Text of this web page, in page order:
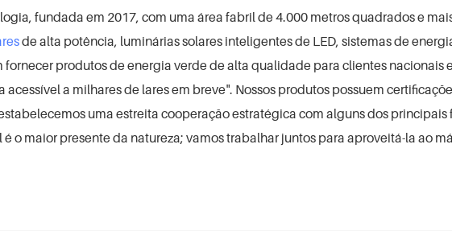
fundada em 2017, com uma área fabril de 4.000 metros quadrados e
de alta potência, luminárias solares inteligentes de LED, sistemas de
produtos de energia verde de alta qualidade para clientes nacionais
a milhares de lares em breve". Nossos produtos possuem
uma estreita cooperação estratégica com alguns dos
o maior presente da natureza; vamos trabalhar juntos para aproveitá-la ao